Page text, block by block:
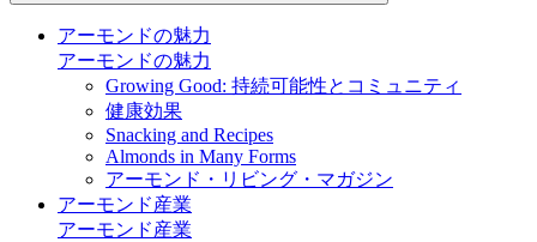
アーモンドの魅力
アーモンドの魅力
Growing Good: 持続可能性とコミュニティ
健康効果
Snacking and Recipes
Almonds in Many Forms
アーモンド・リビング・マガジン
アーモンド産業
アーモンド産業